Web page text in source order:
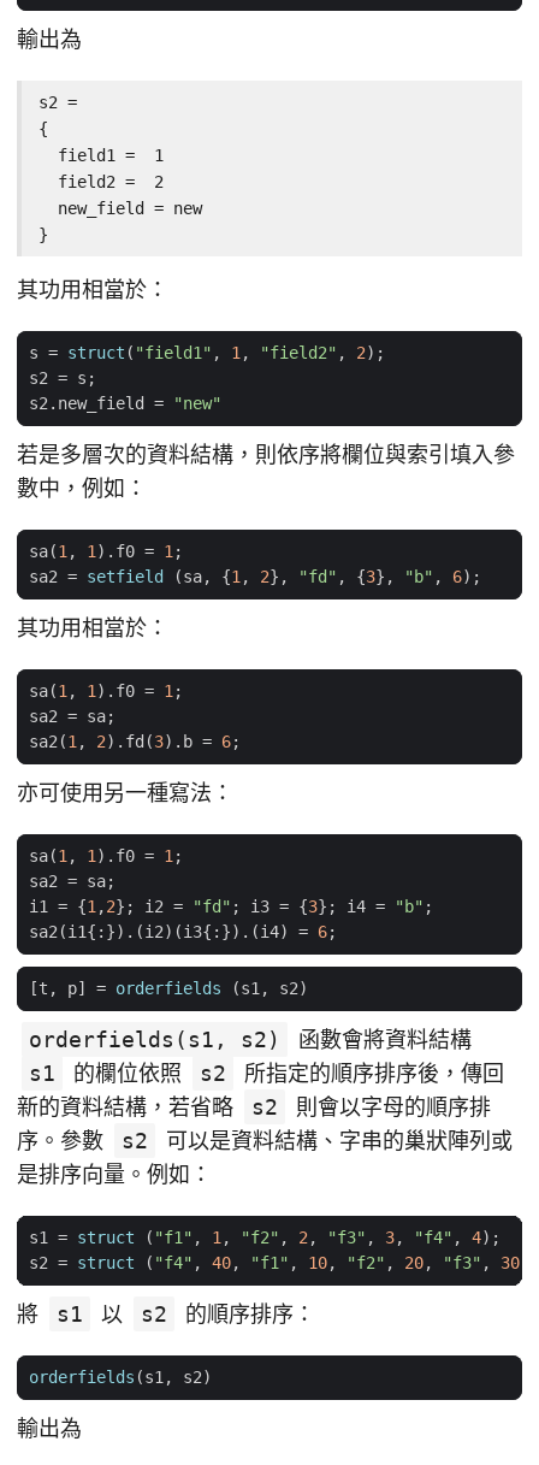
輸出為
s2 =
{
  field1 =  1
  field2 =  2
  new_field = new
}
其功用相當於：
s = struct ( "field1" , 1, "field2" , 2);
s2 = s ;
s2. new_field = "new"
若是多層次的資料結構，則依序將欄位與索引填入參
數中，例如：
sa(1, 1). f0 = 1;
sa2 = setfield (sa, {1, 2}, "fd" , {3}, "b" , 6);
其功用相當於：
sa(1, 1). f0 = 1;
sa2 = sa;
sa2(1, 2). fd (3). b = 6;
亦可使用另一種寫法：
sa(1, 1). f0 = 1;
sa2 = sa;
i1 = {1,2}; i2 = "fd" ; i3 = {3}; i4 = "b" ;
sa2(i1{:}).(i2)(i3{:}).(i4) = 6;
[t , p] = orderfields (s1, s2)
orderfields(s1, s2)
函數會將資料結構
s1
的欄位依照 s2
所指定的順序排序後，傳回
新的資料結構，若省略
s2
則會以字母的順序排
序。參數
s2
可以是資料結構、字串的巢狀陣列或
是排序向量。例如：
s1 = struct ( "f1" , 1, "f2" , 2, "f3" , 3, "f4" , 4);
s2 = struct ( "f4" , 40, "f1" , 10, "f2" , 20, "f3" , 30
將 s1 以 s2 的順序排序：
orderfields (s1, s2)
輸出為